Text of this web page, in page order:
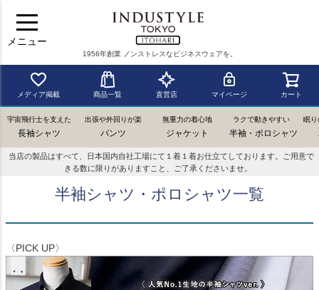
メニュー
1956年創業 ノンストレスなビジネスウェアを。
メディア掲載 商品一覧 直営店 マイページ カート
宇宙飛行士を支えた
長袖シャツ
出張や外回りが楽
パンツ
無重力の着心地
ジャケット
ラクで動きやすい
半袖・ポロシャツ
眠り
当店の製品はすべて、日本国内自社工場にて１着１着お仕立てしております。ご用意で
きる数に限りがありますこと、ご了承くださいませ。
半袖シャツ・ポロシャツ一覧
〈PICK UP〉